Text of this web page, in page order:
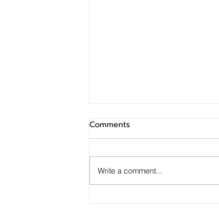
SINO ประกาศ Q2/69 ทำกำไร
Comments
Write a comment...